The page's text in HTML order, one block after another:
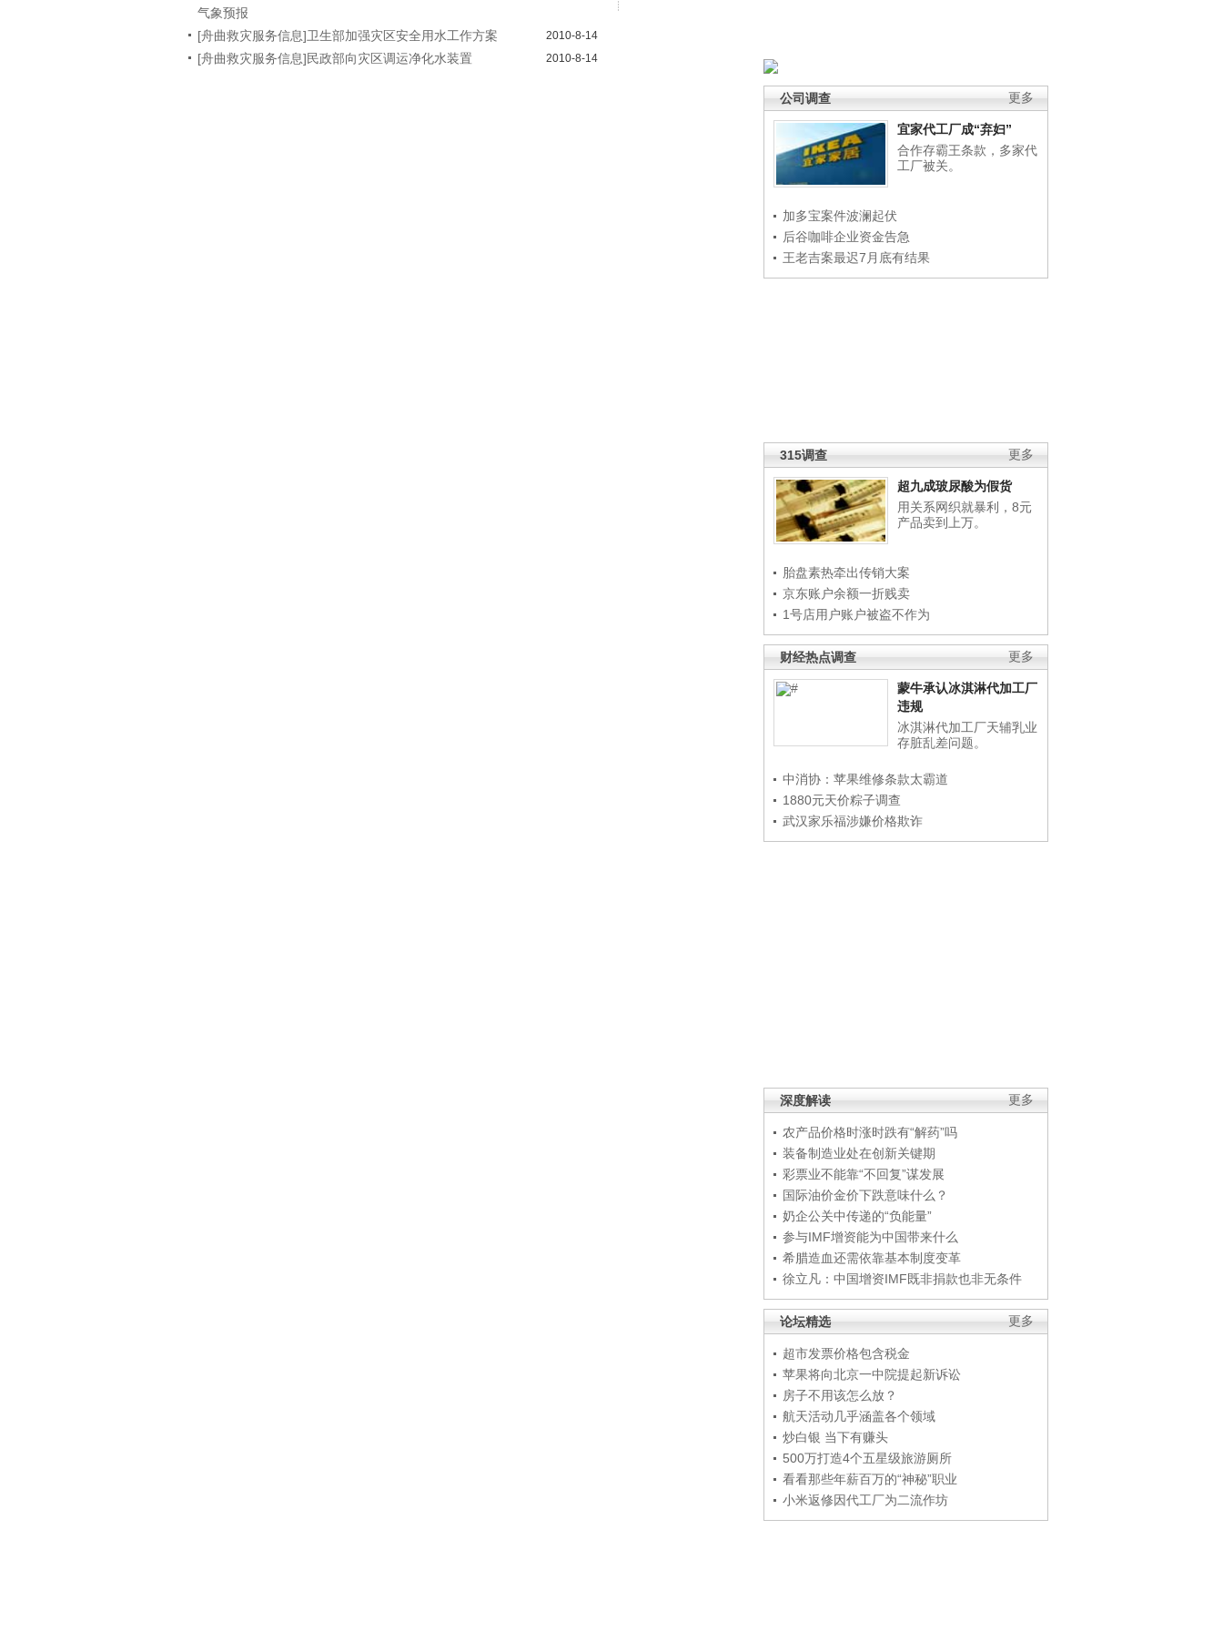
更多
公司调查
宜家代工厂成“弃妇”
合作存霸王条款，多家代
工厂被关。
加多宝案件波澜起伏
后谷咖啡企业资金告急
王老吉案最迟7月底有结果
更多
315调查
超九成玻尿酸为假货
用关系网织就暴利，8元
产品卖到上万。
胎盘素热牵出传销大案
京东账户余额一折贱卖
1号店用户账户被盗不作为
更多
财经热点调查
蒙牛承认冰淇淋代加工厂
违规
冰淇淋代加工厂天辅乳业
存脏乱差问题。
中消协：苹果维修条款太霸道
1880元天价粽子调查
武汉家乐福涉嫌价格欺诈
更多
深度解读
农产品价格时涨时跌有“解药”吗
装备制造业处在创新关键期
彩票业不能靠“不回复”谋发展
国际油价金价下跌意味什么？
奶企公关中传递的“负能量”
参与IMF增资能为中国带来什么
希腊造血还需依靠基本制度变革
徐立凡：中国增资IMF既非捐款也非无条件
更多
论坛精选
超市发票价格包含税金
苹果将向北京一中院提起新诉讼
房子不用该怎么放？
航天活动几乎涵盖各个领域
炒白银 当下有赚头
500万打造4个五星级旅游厕所
看看那些年薪百万的“神秘”职业
小米返修因代工厂为二流作坊
气象预报
[舟曲救灾服务信息]卫生部加强灾区安全用水工作方案
2010-8-14
[舟曲救灾服务信息]民政部向灾区调运净化水装置 2010-8-14